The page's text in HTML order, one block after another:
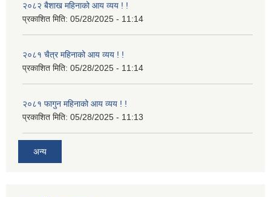
२०८२ बैशाख महिनाको आय व्यय ! !
प्रकाशित मिति: 05/28/2025 - 11:14
२०८१ चैत्र महिनाको आय व्यय ! !
प्रकाशित मिति: 05/28/2025 - 11:14
२०८१ फागुन महिनाको आय व्यय ! !
प्रकाशित मिति: 05/28/2025 - 11:13
अन्य